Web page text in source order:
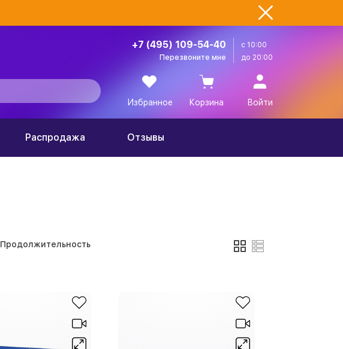
+7 (495) 109-54-40
Перезвоните мне
с 10:00
до 20:00
Избранное Корзина Войти
Распродажа Отзывы
Продолжительность